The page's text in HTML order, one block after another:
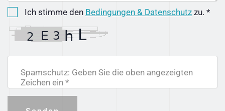
Ich stimme den Bedingungen & Datenschutz zu. *
Spamschutz: Geben Sie die oben angezeigten
Zeichen ein *